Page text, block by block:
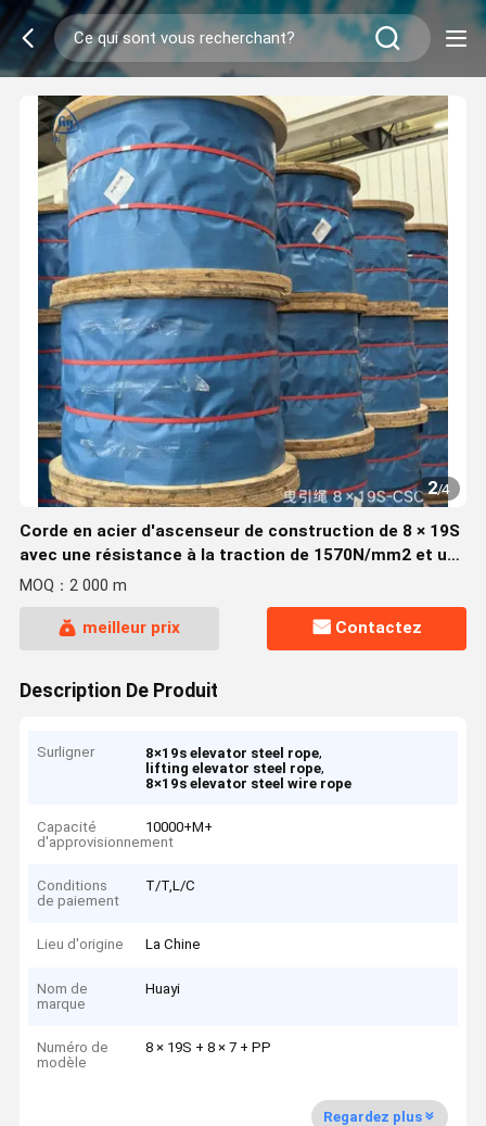
2/4
Corde en acier d'ascenseur de construction de 8 × 19S
avec une résistance à la traction de 1570N/mm2 et un
diamètre de 13 mm
MOQ：2 000 m
meilleur prix Contactez
Description De Produit
Surligner 8×19s elevator steel rope,
lifting elevator steel rope,
8×19s elevator steel wire rope
Capacité
d'approvisionnement
10000+M+
Conditions
de paiement
T/T,L/C
Lieu d'origine La Chine
Nom de
marque
Huayi
Numéro de
modèle
8 × 19S + 8 × 7 + PP
Regardez plus